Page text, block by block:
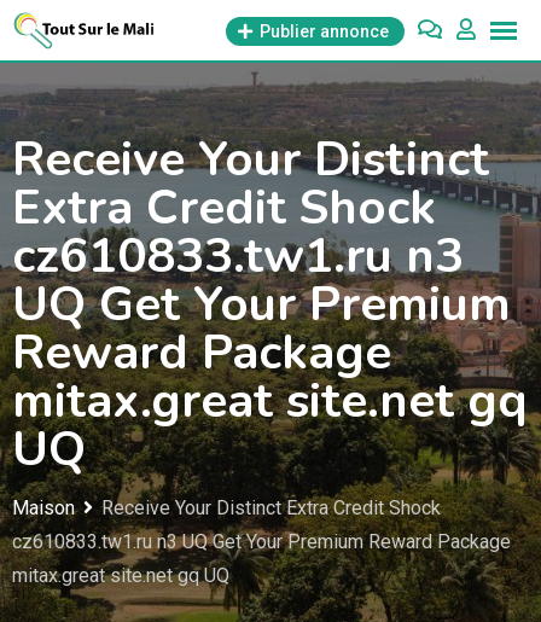
Aller
contenu
Publier annonce
Receive Your Distinct
Extra Credit Shock
cz610833.tw1.ru n3
UQ Get Your Premium
Reward Package
mitax.great site.net gq
UQ
Maison
Receive Your Distinct Extra Credit Shock
cz610833.tw1.ru n3 UQ Get Your Premium Reward Package
mitax.great site.net gq UQ